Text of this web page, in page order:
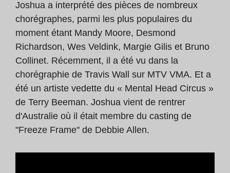
Joshua a interprété des pièces de nombreux
chorégraphes, parmi les plus populaires du
moment étant Mandy Moore, Desmond
Richardson, Wes Veldink, Margie Gilis et Bruno
Collinet. Récemment, il a été vu dans la
chorégraphie de Travis Wall sur MTV VMA. Et a
été un artiste vedette du « Mental Head Circus »
de Terry Beeman. Joshua vient de rentrer
d'Australie où il était membre du casting de
"Freeze Frame" de Debbie Allen.